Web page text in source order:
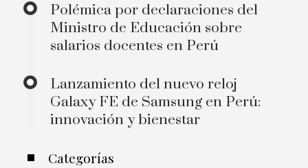
Polémica por declaraciones del
Ministro de Educación sobre
salarios docentes en Perú
Lanzamiento del nuevo reloj
Galaxy FE de Samsung en Perú:
innovación y bienestar
Categorías